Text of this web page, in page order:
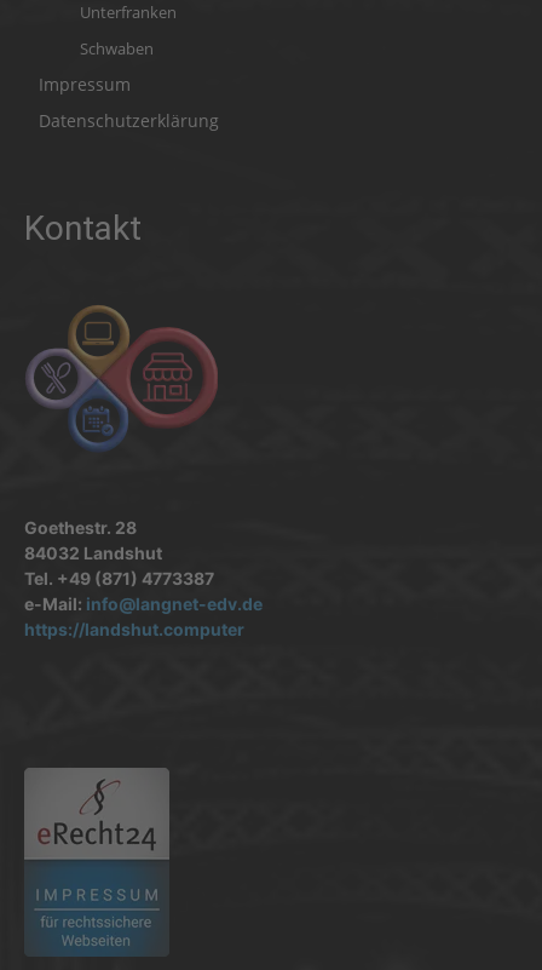
Unterfranken
Schwaben
Impressum
Datenschutzerklärung
Kontakt
Goethestr. 28
84032 Landshut
Tel. +49 (871) 4773387
e-Mail: info@langnet-edv.de
https://landshut.computer